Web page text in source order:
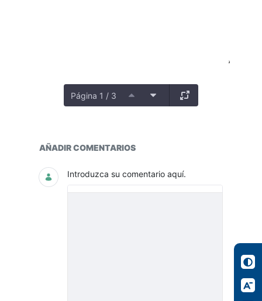
Página 1 / 3
Periodo
AÑADIR COMENTARIOS
Introduzca su comentario aquí.